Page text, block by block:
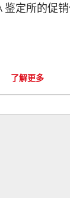
鉴定所的促
了解更多